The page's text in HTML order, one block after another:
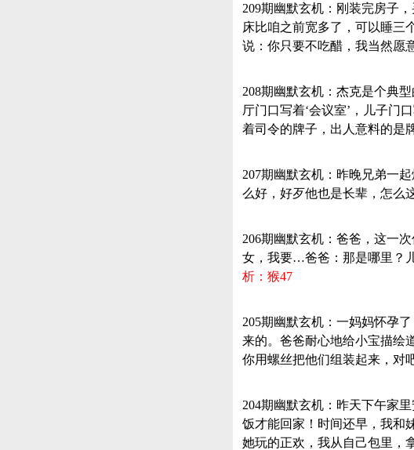
209期幽默玄机：刚装完房子
床比咱之前宽多了，可以睡三
说：你只要不吃醋，我当然愿
208期幽默玄机：杰克是个典
厅门口写着‘会议室’，儿子门
着司令的牌子，出人意料的是
207期幽默玄机：昨晚兄弟一
么好，好歹他也是长辈，怎么
206期幽默玄机：爸爸，这一
女，我要…爸爸：那是哪里？
析：猴47
205期幽默玄机：一妈妈怀孕
来的。爸爸耐心地给小宝描绘
你用螺丝把他们组装起来，对
204期幽默玄机：昨天下午家
饭才能回家！时间还早，我和
她玩的正欢，我从自己包里，